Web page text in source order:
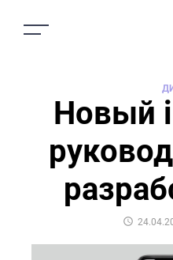
Новый
POSTED